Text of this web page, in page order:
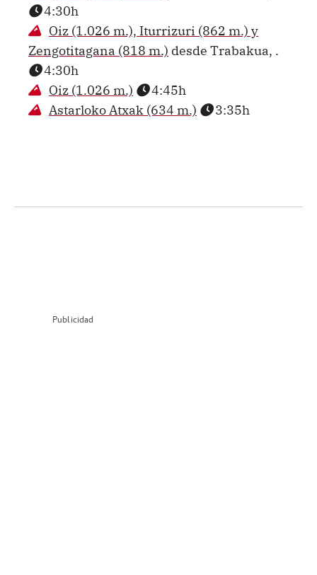
4:30h
Oiz (1.026 m.), Iturrizuri (862 m.) y
Zengotitagana (818 m.) desde Trabakua, .
4:30h
Oiz (1.026 m.)
4:45h
Astarloko Atxak (634 m.)
3:35h
Publicidad